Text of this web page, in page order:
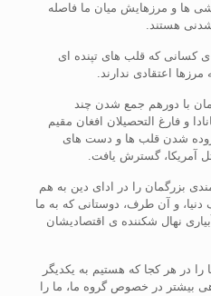
ها و مرزهایش میان ما فاصله
هستند.
که قلب های تپنده ای
اعتقادی ندارند.
با دورهم جمع شدن چند
و فارغ التحصیلان افغان مقیم
شدن قلب ها و دست های
آمریکا، گسترش یافت.
بزرگمان را در ادای دین به هم
و آن طرف، دوستانی که به ما
نهال شکننده ی اقتصادیشان
در هر کجا که هستیم به یکدیگر
بیشتر در خصوص گروه ما، ما را